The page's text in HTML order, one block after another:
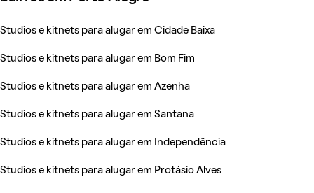
Studios e kitnets para alugar em Cidade Baixa
Studios e kitnets para alugar em Bom Fim
Studios e kitnets para alugar em Azenha
Studios e kitnets para alugar em Santana
Studios e kitnets para alugar em Independência
Studios e kitnets para alugar em Protásio Alves